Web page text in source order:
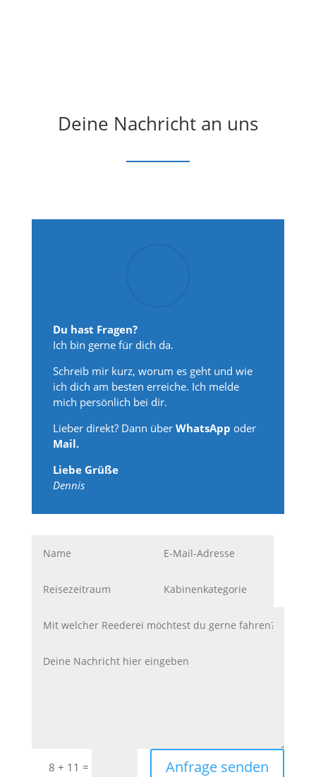
Deine Nachricht an uns
Du hast Fragen?
Ich bin gerne für dich da.
Schreib mir kurz, worum es geht und wie
ich dich am besten erreiche. Ich melde
mich persönlich bei dir.
Lieber direkt? Dann überWhatsApp oder
Mail.
Liebe Grüße
Dennis
8 + 11 = Anfrage senden